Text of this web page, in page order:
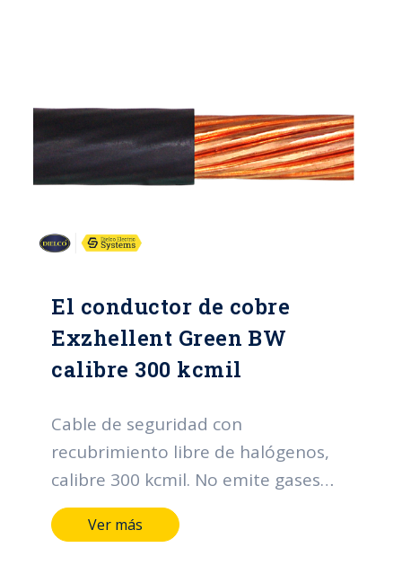
El conductor de cobre
Exzhellent Green BW
calibre 300 kcmil
Cable de seguridad con
recubrimiento libre de halógenos,
calibre 300 kcmil. No emite gases
téxicos en caso de incendio.
Ver más